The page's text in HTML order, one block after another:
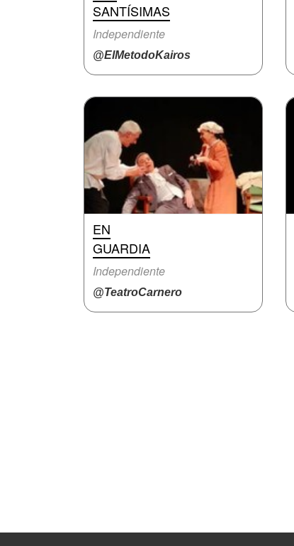
SANTÍSIMAS
Independiente
@ElMetodoKairos
EN
GUARDIA
Independiente
@TeatroCarnero